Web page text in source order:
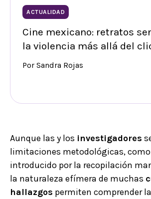
ACTUALIDAD
Cine mexicano: retratos
la violencia más allá del
Por Sandra Rojas
Aunque las y los investigadores
limitaciones metodológicas,
introducido por la recopilación
la naturaleza efímera de muchas
hallazgos permiten comprender